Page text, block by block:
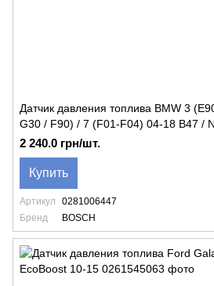
Датчик давления топлива BMW 3
G30 / F90) / 7 (F01-F04) 04-18 B47 /
2 240.0 грн/шт.
Купить
Артикул
0281006447
Бренд
BOSCH